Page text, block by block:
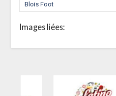
Blois Foot
Images liées: